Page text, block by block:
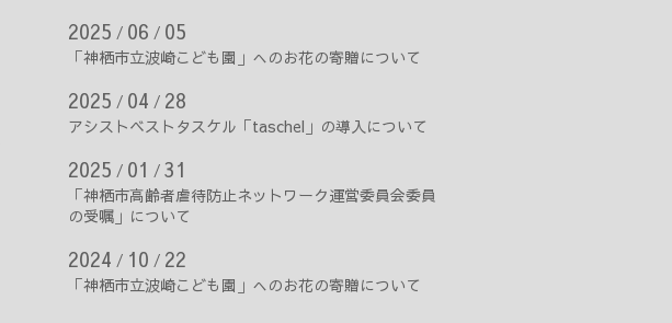
2025 / 06 / 05
「神栖市立波崎こども園」へのお花の寄贈について
2025 / 04 / 28
アシストベストタスケル「taschel」の導入について
2025 / 01 / 31
「神栖市高齢者虐待防止ネットワーク運営委員会委員
の受嘱」について
2024 / 10 / 22
「神栖市立波崎こども園」へのお花の寄贈について